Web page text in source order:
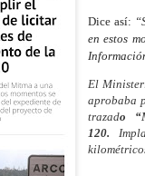
Dice así:
en estos
El
aprobaba
trazado
120.